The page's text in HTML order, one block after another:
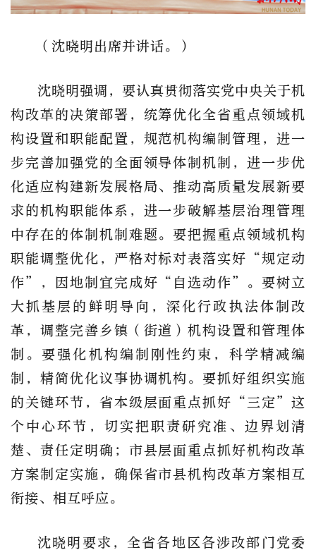
（沈晓明出席并讲话。）
沈晓明强调，要认真贯彻落实党中央关于机
构改革的决策部署，统筹优化全省重点领域机
构设置和职能配置，规范机构编制管理，进一
步完善加强党的全面领导体制机制，进一步优
化适应构建新发展格局、推动高质量发展新要
求的机构职能体系，进一步破解基层治理管理
中存在的体制机制难题。要把握重点领域机构
职能调整优化，严格对标对表落实好“规定动
作”，因地制宜完成好“自选动作”。要树立
大抓基层的鲜明导向，深化行政执法体制改
革，调整完善乡镇（街道）机构设置和管理体
制。要强化机构编制刚性约束，科学精减编
制，精简优化议事协调机构。要抓好组织实施
的关键环节，省本级层面重点抓好“三定”这
个中心环节，切实把职责研究准、边界划清
楚、责任定明确；市县层面重点抓好机构改革
方案制定实施，确保省市县机构改革方案相互
衔接、相互呼应。
沈晓明要求，全省各地区各涉改部门党委